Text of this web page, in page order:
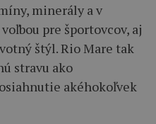
minerály a v
pre športovcov, aj
štýl. Rio Mare tak
stravu ako
akéhokoľvek